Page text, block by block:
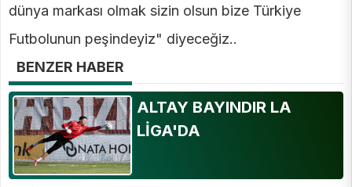
dünya markası olmak sizin olsun bize Türkiye
Futbolunun peşindeyiz" diyeceğiz..
BENZER HABER
ALTAY BAYINDIR LA
LİGA'DA